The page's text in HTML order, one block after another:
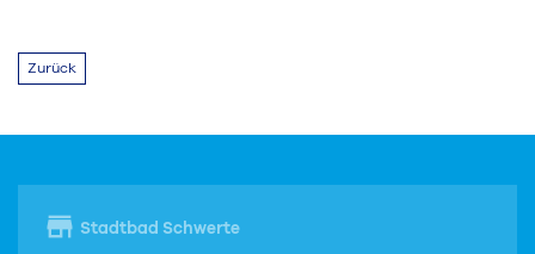
Zurück
Stadtbad Schwerte